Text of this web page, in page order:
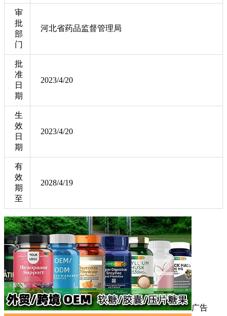
审
批
部
门
河北省药品监督管理局
批
准
日
期
2023/4/20
生
效
日
期
2023/4/20
有
效
期
至
2028/4/19
广告